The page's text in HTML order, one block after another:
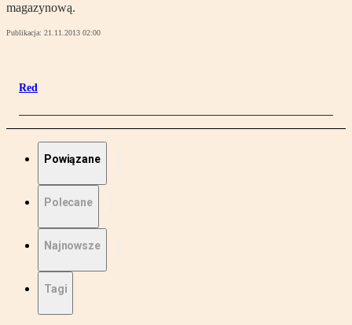
magazynową.
Publikacja: 21.11.2013 02:00
Red
Powiązane
Polecane
Najnowsze
Tagi